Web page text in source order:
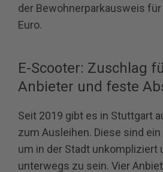
der Bewohnerparkausweis für
Euro.
E-Scooter: Zuschlag
Anbieter und feste
Seit 2019 gibt es in Stuttgart
zum Ausleihen. Diese sind
um in der Stadt unkompliziert
unterwegs zu sein. Vier